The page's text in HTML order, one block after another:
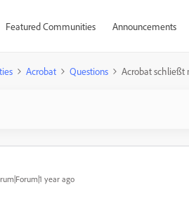
Featured Communities Announcements
Acrobat Questions Acrobat schließt
year ago